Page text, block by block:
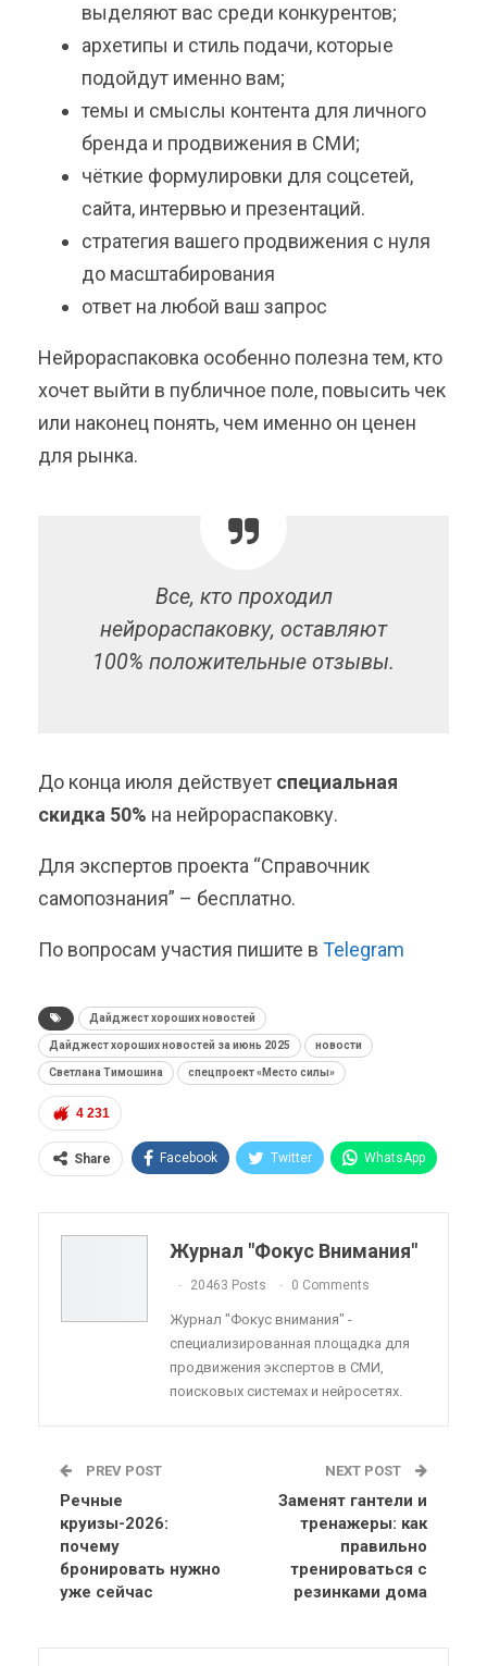
выделяют вас среди конкурентов;
архетипы и стиль подачи, которые
подойдут именно вам;
темы и смыслы контента для личного
бренда и продвижения в СМИ;
чёткие формулировки для соцсетей,
сайта, интервью и презентаций.
стратегия вашего продвижения с нуля
до масштабирования
ответ на любой ваш запрос
Нейрораспаковка особенно полезна тем, кто
хочет выйти в публичное поле, повысить чек
или наконец понять, чем именно он ценен
для рынка.
Все, кто проходил
нейрораспаковку, оставляют
100% положительные отзывы.
До конца июля действует специальная
скидка 50% на нейрораспаковку.
Для экспертов проекта “Справочник
самопознания” – бесплатно.
По вопросам участия пишите в Telegram
Дайджест хороших новостей
Дайджест хороших новостей за июнь 2025 новости
Светлана Тимошина спецпроект «Место силы»
4 231
Share Facebook Twitter WhatsApp
Telegram VK Viber
Linkedin Tumblr
Журнал "Фокус Внимания"
20463 Posts 0 Comments
Журнал "Фокус внимания" -
специализированная площадка для
продвижения экспертов в СМИ,
поисковых системах и нейросетях.
PREV POST
Речные
круизы-2026:
почему
бронировать нужно
уже сейчас
NEXT POST
Заменят гантели и
тренажеры: как
правильно
тренироваться с
резинками дома